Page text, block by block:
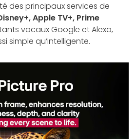
des principaux services de
Apple TV+, Prime
vocaux Google et Alexa,
simple qu’intelligente.